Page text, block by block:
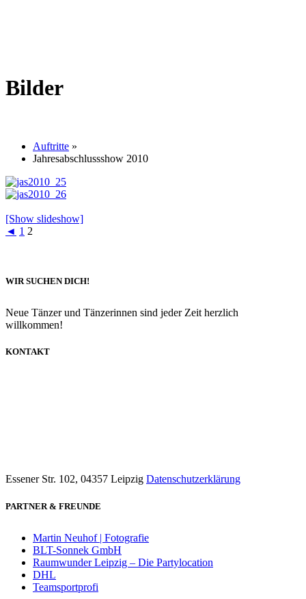
Bilder
Auftritte »
Jahresabschlussshow 2010
[Show slideshow]
◄ 1 2
WIR SUCHEN DICH!
Neue Tänzer und Tänzerinnen sind jeder Zeit herzlich
willkommen!
KONTAKT
Essener Str. 102, 04357 Leipzig Datenschutzerklärung
PARTNER & FREUNDE
Martin Neuhof | Fotografie
BLT-Sonnek GmbH
Raumwunder Leipzig – Die Partylocation
DHL
Teamsportprofi